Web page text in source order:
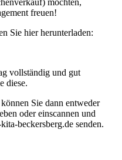
möchten,
freuen!
Sie hier herunterladen:
vollständig und gut
diese.
Sie dann entweder
oder einscannen und
beckersberg.de senden.